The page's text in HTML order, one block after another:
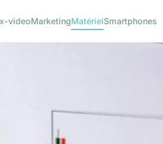
videoMarketingMatérielSmartphones